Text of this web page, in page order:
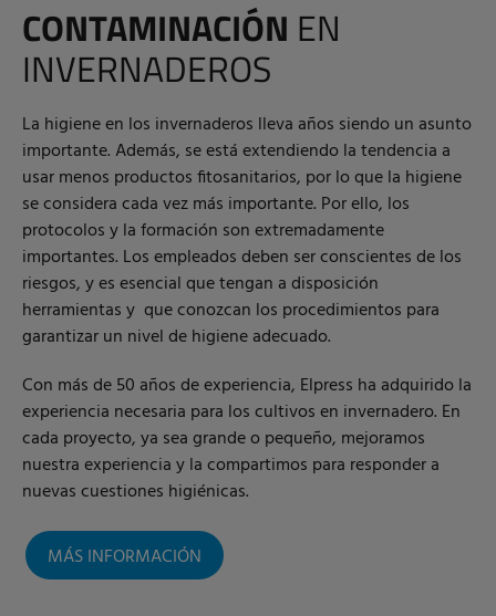
CONTAMINACIÓN EN
INVERNADEROS
La higiene en los invernaderos lleva años siendo un asunto
importante. Además, se está extendiendo la tendencia a
usar menos productos fitosanitarios, por lo que la higiene
se considera cada vez más importante. Por ello, los
protocolos y la formación son extremadamente
importantes. Los empleados deben ser conscientes de los
riesgos, y es esencial que tengan a disposición
herramientas y que conozcan los procedimientos para
garantizar un nivel de higiene adecuado.
Con más de 50 años de experiencia, Elpress ha adquirido la
experiencia necesaria para los cultivos en invernadero. En
cada proyecto, ya sea grande o pequeño, mejoramos
nuestra experiencia y la compartimos para responder a
nuevas cuestiones higiénicas.
MÁS INFORMACIÓN